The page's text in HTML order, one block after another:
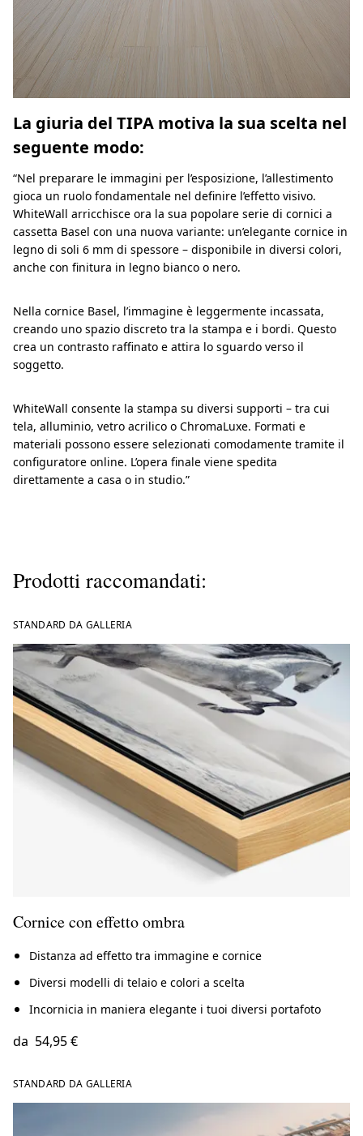
La giuria del TIPA motiva la sua scelta nel
seguente modo:
“Nel preparare le immagini per l’esposizione, l’allestimento
gioca un ruolo fondamentale nel definire l’effetto visivo.
WhiteWall arricchisce ora la sua popolare serie di cornici a
cassetta Basel con una nuova variante: un’elegante cornice in
legno di soli 6 mm di spessore – disponibile in diversi colori,
anche con finitura in legno bianco o nero.
Nella cornice Basel, l’immagine è leggermente incassata,
creando uno spazio discreto tra la stampa e i bordi. Questo
crea un contrasto raffinato e attira lo sguardo verso il
soggetto.
WhiteWall consente la stampa su diversi supporti – tra cui
tela, alluminio, vetro acrilico o ChromaLuxe. Formati e
materiali possono essere selezionati comodamente tramite il
configuratore online. L’opera finale viene spedita
direttamente a casa o in studio.”
Prodotti raccomandati:
STANDARD DA GALLERIA
Cornice con effetto ombra
Distanza ad effetto tra immagine e cornice
Diversi modelli di telaio e colori a scelta
Incornicia in maniera elegante i tuoi diversi portafoto
da 54,95 €
STANDARD DA GALLERIA